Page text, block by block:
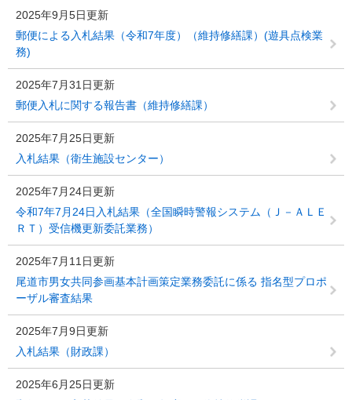
2025年9月5日更新
郵便による入札結果（令和7年度）（維持修繕課）(遊具点検業
務)
2025年7月31日更新
郵便入札に関する報告書（維持修繕課）
2025年7月25日更新
入札結果（衛生施設センター）
2025年7月24日更新
令和7年7月24日入札結果（全国瞬時警報システム（Ｊ－ＡＬＥ
ＲＴ）受信機更新委託業務）
2025年7月11日更新
尾道市男女共同参画基本計画策定業務委託に係る 指名型プロポ
ーザル審査結果
2025年7月9日更新
入札結果（財政課）
2025年6月25日更新